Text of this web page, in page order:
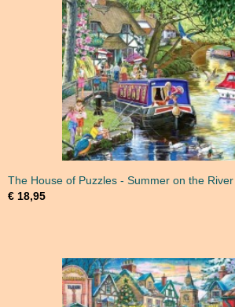
The House of Puzzles - Summer on the
€ 18,95